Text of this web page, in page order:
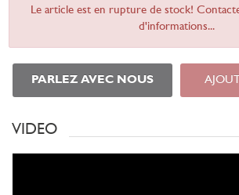
Le article est en rupture de stock!
d'informations...
PARLEZ AVEC NOUS
VIDEO